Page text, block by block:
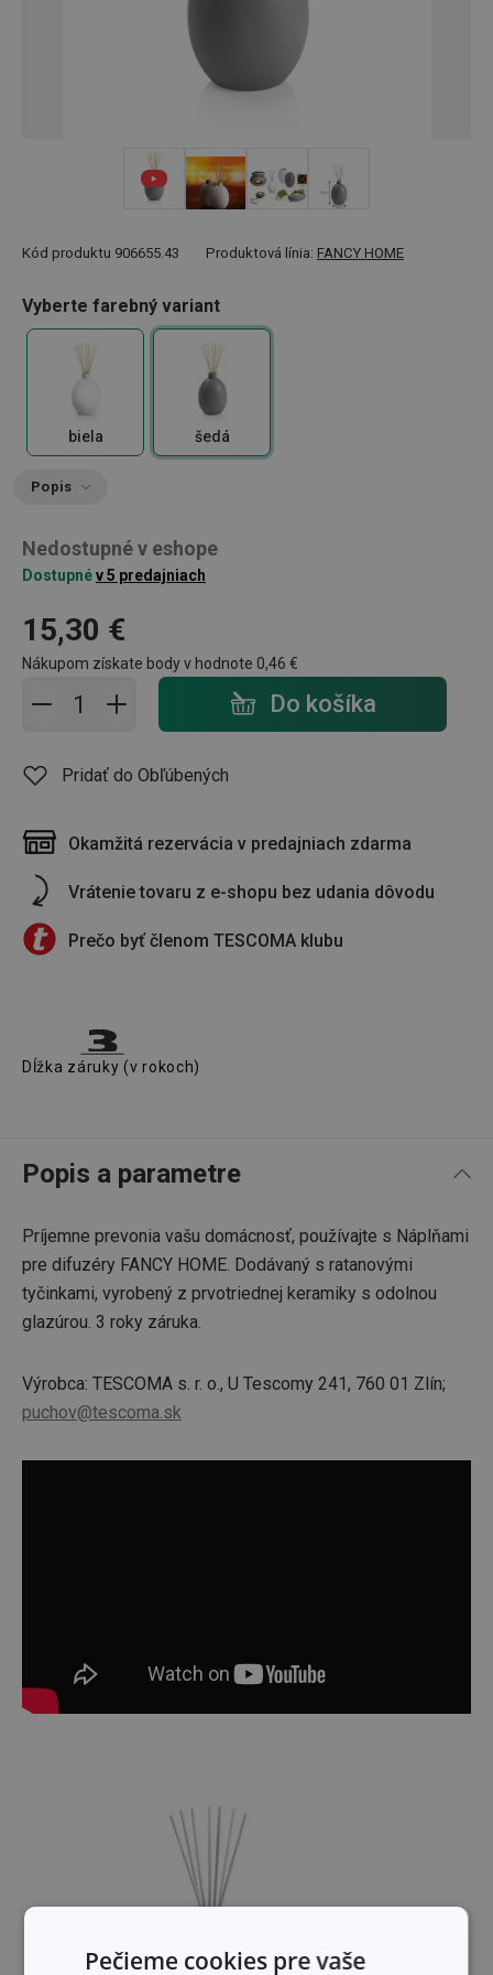
Kód produktu 906655.43 Produktová línia: FANCY HOME
Vyberte farebný variant
biela šedá
Popis
Nedostupné v eshope
Dostupnév 5 predajniach
15,30 €
Nákupom získate body v hodnote 0,46 €
Pridať do košíka - počet Do košíka
Pridať do Obľúbených
Okamžitá rezervácia v predajniach zdarma
Vrátenie tovaru z e-shopu bez udania dôvodu
Prečo byť členom TESCOMA klubu
Dĺžka záruky (v rokoch)
Popis a parametre
Príjemne prevonia vašu domácnosť, používajte s Náplňami
pre difuzéry FANCY HOME. Dodávaný s ratanovými
tyčinkami, vyrobený z prvotriednej keramiky s odolnou
glazúrou. 3 roky záruka.
Výrobca: TESCOMA s. r. o., U Tescomy 241, 760 01 Zlín;
puchov@tescoma.sk
Pečieme cookies pre vaše